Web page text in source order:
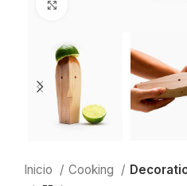
Inicio Cooking